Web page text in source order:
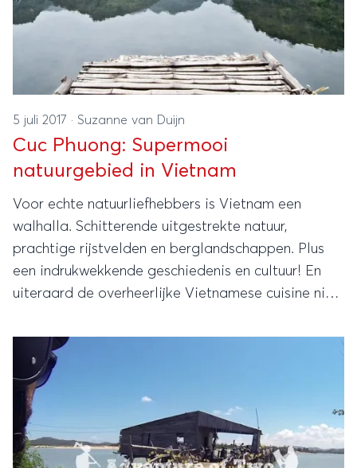
5 juli 2017 · Suzanne van Duijn
Cuc Phuong: Supermooi
natuurgebied in Vietnam
Voor echte natuurliefhebbers is Vietnam een
walhalla. Schitterende uitgestrekte natuur,
prachtige rijstvelden en berglandschappen. Plus
een indrukwekkende geschiedenis en cultuur! En
uiteraard de overheerlijke Vietnamese cuisine niet
bevallen!